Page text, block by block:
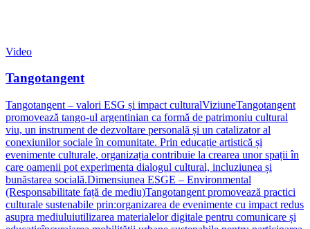
Video
Tangotangent
Tangotangent – valori ESG și impact culturalViziuneTangotangent
promovează tango-ul argentinian ca formă de patrimoniu cultural
viu, un instrument de dezvoltare personală și un catalizator al
conexiunilor sociale în comunitate. Prin educație artistică și
evenimente culturale, organizația contribuie la crearea unor spații în
care oamenii pot experimenta dialogul cultural, incluziunea și
bunăstarea socială.Dimensiunea ESGE – Environmental
(Responsabilitate față de mediu)Tangotangent promovează practici
culturale sustenabile prin:organizarea de evenimente cu impact redus
asupra mediuluiutilizarea materialelor digitale pentru comunicare și